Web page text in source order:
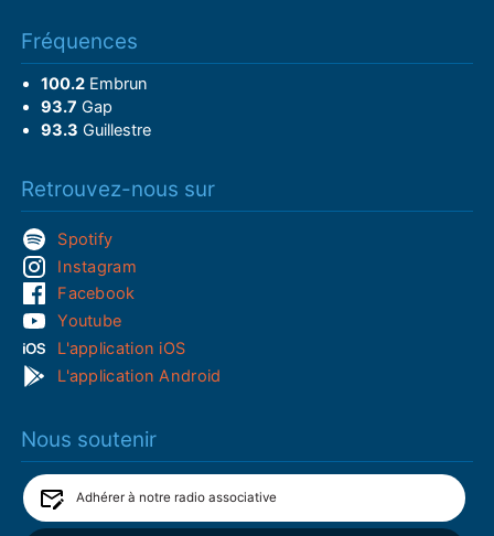
Fréquences
100.2Embrun
93.7 Gap
93.3 Guillestre
Retrouvez-nous sur
Spotify
Instagram
Facebook
Youtube
L'application iOS
L'application Android
Nous soutenir
Adhérer à notre radio associative